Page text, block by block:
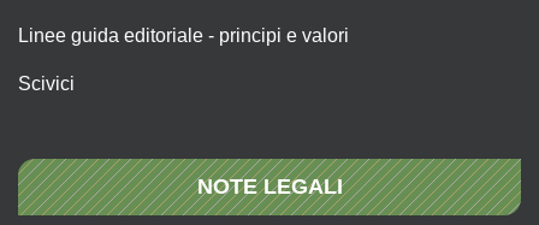
Linee guida editoriale - principi e valori
Scivici
NOTE LEGALI